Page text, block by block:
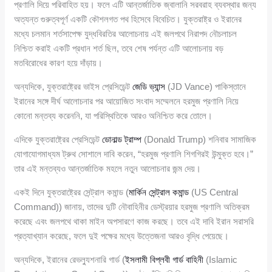
প্রণালি দিয়ে পরিবাহিত হয়। ফলে এটি আন্তর্জাতিক জ্বালানি সরবরাহ ব্যবস্থার জন্য
অত্যন্ত গুরুত্বপূর্ণ একটি কৌশলগত পথ হিসেবে বিবেচিত। যুক্তরাষ্ট্র ও ইরানের
মধ্যে চলমান শর্তসাপেক্ষ যুদ্ধবিরতির আলোচনায় এই জলপথে নিরাপদ নৌচলাচল
নিশ্চিত করাই একটি প্রধান শর্ত ছিল, তবে শেষ পর্যন্ত এটি আলোচনায় বড়
মতবিরোধের কারণ হয়ে দাঁড়ায়।
অন্যদিকে, যুক্তরাষ্ট্রের ভাইস প্রেসিডেন্টজেডি ভ্যান্স (JD Vance) পাকিস্তানে
ইরানের সঙ্গে দীর্ঘ আলোচনার পর আয়োজিত সংবাদ সম্মেলনে হরমুজ প্রণালি নিয়ে
কোনো মন্তব্য করেননি, যা পরিস্থিতিকে আরও অনিশ্চিত করে তোলে।
এদিকে যুক্তরাষ্ট্রের প্রেসিডেন্টডোনাল্ড ট্রাম্প (Donald Trump) শনিবার সামাজিক
যোগাযোগমাধ্যম ট্রুথ সোশালে দাবি করেন, “হরমুজ প্রণালি শিগগিরই উন্মুক্ত হবে।”
তার এই মন্তব্যও আন্তর্জাতিক মহলে নতুন আলোচনার জন্ম দেয়।
একই দিনে যুক্তরাষ্ট্রের সেন্ট্রাল কমান্ড (মার্কিন সেন্ট্রাল কমান্ড (US Central
Command)) জানায়, তাদের দুটি নৌবাহিনীর ডেস্ট্রয়ার হরমুজ প্রণালি অতিক্রম
করেছে এবং জলপথে থাকা মাইন অপসারণে কাজ করছে। তবে এই দাবি ইরান সরাসরি
প্রত্যাখ্যান করেছে, ফলে দুই পক্ষের মধ্যে উত্তেজনা আরও বৃদ্ধি পেয়েছে।
অন্যদিকে, ইরানের রেভল্যুশনারি গার্ড (ইসলামী বিপ্লবী গার্ড বাহিনী (Islamic